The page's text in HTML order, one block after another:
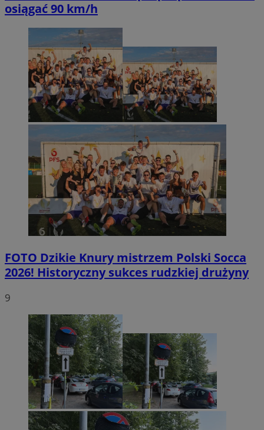
osiągać 90 km/h
FOTO Dzikie Knury mistrzem Polski Socca
2026! Historyczny sukces rudzkiej drużyny
9